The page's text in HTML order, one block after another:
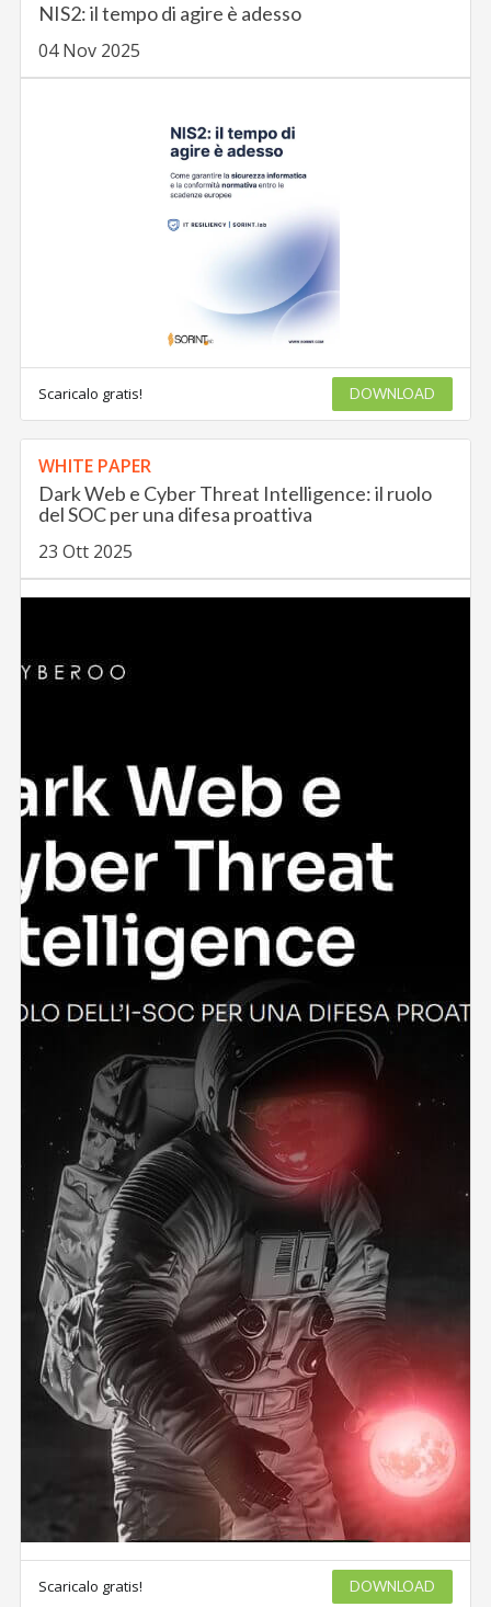
NIS2: il tempo di agire è adesso
04 Nov 2025
Scaricalo gratis! DOWNLOAD
WHITE PAPER
Dark Web e Cyber Threat Intelligence: il ruolo
del SOC per una difesa proattiva
23 Ott 2025
Scaricalo gratis! DOWNLOAD